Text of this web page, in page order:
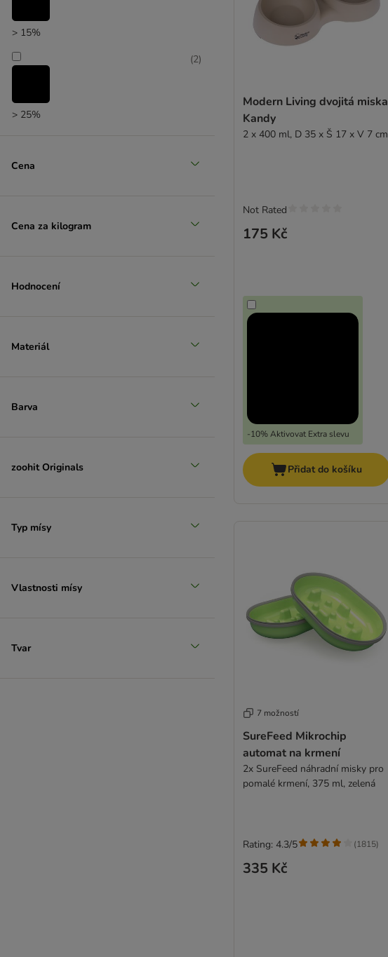
> 15%
> 25%
(2)
(1)
Cena
Cena za kilogram
Hodnocení
Materiál
Barva
zoohit Originals
Typ mísy
Vlastnosti mísy
Tvar
Modern Living dvojitá miska
Kandy
2 x 400 ml, D 35 x Š 17 x V 7 cm
175 Kč
-10% Aktivovat Extra slevu
Not Rated
Přidat do košíku
7 možností
SureFeed Mikrochip
automat na krmení
2x SureFeed náhradní misky pro
pomalé krmení, 375 ml, zelená
335 Kč
Rating: 4.3/5 (1815)